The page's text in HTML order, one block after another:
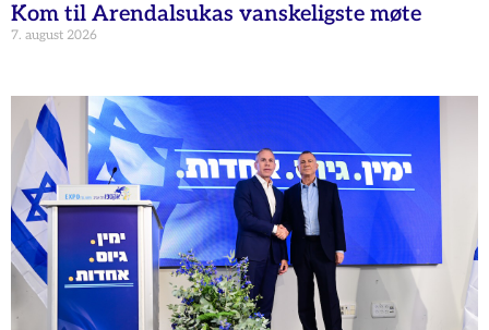
Kom til Arendalsukas vanskeligste møte
7. august 2026